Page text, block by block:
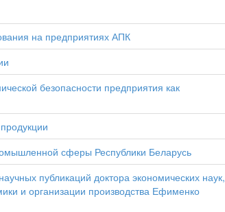
на предприятиях АПК
безопасности предприятия как
сферы Республики Беларусь
публикаций доктора экономических наук,
и организации производства Ефименко